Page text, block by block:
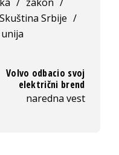
/ zakon /
Skuština Srbije /
unija
Volvo odbacio svoj
električni brend
naredna vest